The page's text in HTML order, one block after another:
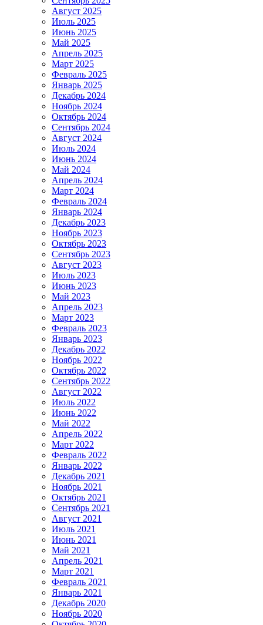
Август 2025
Июль 2025
Июнь 2025
Май 2025
Апрель 2025
Март 2025
Февраль 2025
Январь 2025
Декабрь 2024
Ноябрь 2024
Октябрь 2024
Сентябрь 2024
Август 2024
Июль 2024
Июнь 2024
Май 2024
Апрель 2024
Март 2024
Февраль 2024
Январь 2024
Декабрь 2023
Ноябрь 2023
Октябрь 2023
Сентябрь 2023
Август 2023
Июль 2023
Июнь 2023
Май 2023
Апрель 2023
Март 2023
Февраль 2023
Январь 2023
Декабрь 2022
Ноябрь 2022
Октябрь 2022
Сентябрь 2022
Август 2022
Июль 2022
Июнь 2022
Май 2022
Апрель 2022
Март 2022
Февраль 2022
Январь 2022
Декабрь 2021
Ноябрь 2021
Октябрь 2021
Сентябрь 2021
Август 2021
Июль 2021
Июнь 2021
Май 2021
Апрель 2021
Март 2021
Февраль 2021
Январь 2021
Декабрь 2020
Ноябрь 2020